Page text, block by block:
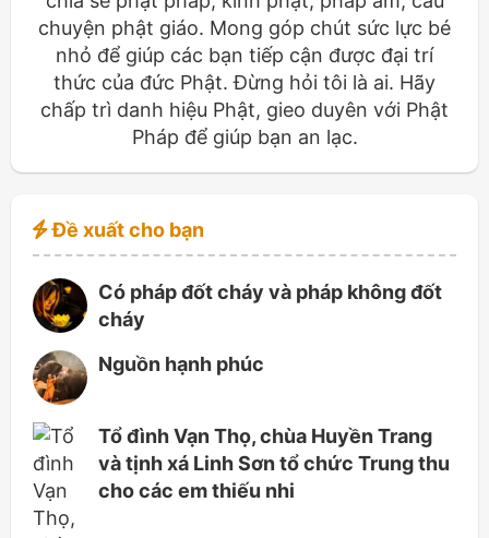
chuyện phật giáo. Mong góp chút sức lực bé
nhỏ để giúp các bạn tiếp cận được đại trí
thức của đức Phật. Đừng hỏi tôi là ai. Hãy
chấp trì danh hiệu Phật, gieo duyên với Phật
Pháp để giúp bạn an lạc.
Đề xuất cho bạn
Có pháp đốt cháy và pháp không đốt
cháy
Nguồn hạnh phúc
Tổ đình Vạn Thọ, chùa Huyền Trang
và tịnh xá Linh Sơn tổ chức Trung thu
cho các em thiếu nhi